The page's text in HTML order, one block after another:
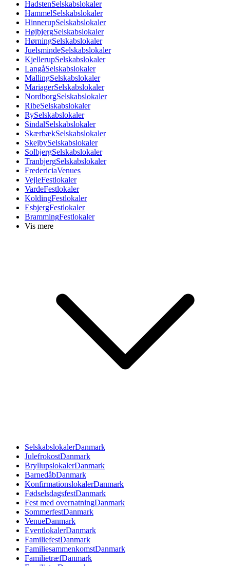
HadstenSelskabslokaler
HammelSelskabslokaler
HinnerupSelskabslokaler
HøjbjergSelskabslokaler
HørningSelskabslokaler
JuelsmindeSelskabslokaler
KjellerupSelskabslokaler
LangåSelskabslokaler
MallingSelskabslokaler
MariagerSelskabslokaler
NordborgSelskabslokaler
RibeSelskabslokaler
RySelskabslokaler
SindalSelskabslokaler
SkærbækSelskabslokaler
SkejbySelskabslokaler
SolbjergSelskabslokaler
TranbjergSelskabslokaler
FredericiaVenues
VejleFestlokaler
VardeFestlokaler
KoldingFestlokaler
EsbjergFestlokaler
BrammingFestlokaler
Vis mere
SelskabslokalerDanmark
JulefrokostDanmark
BryllupslokalerDanmark
BarnedåbDanmark
KonfirmationslokalerDanmark
FødselsdagsfestDanmark
Fest med overnatningDanmark
SommerfestDanmark
VenueDanmark
EventlokalerDanmark
FamiliefestDanmark
FamiliesammenkomstDanmark
FamilietræfDanmark